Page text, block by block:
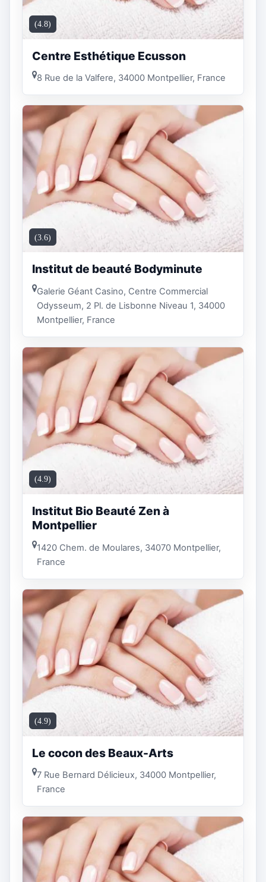
(4.8)
Centre Esthétique Ecusson
8 Rue de la Valfere, 34000 Montpellier, France
(3.6)
Institut de beauté Bodyminute
Galerie Géant Casino, Centre Commercial
Odysseum, 2 Pl. de Lisbonne Niveau 1, 34000
Montpellier, France
(4.9)
Institut Bio Beauté Zen à
Montpellier
1420 Chem. de Moulares, 34070 Montpellier,
France
(4.9)
Le cocon des Beaux-Arts
7 Rue Bernard Délicieux, 34000 Montpellier,
France